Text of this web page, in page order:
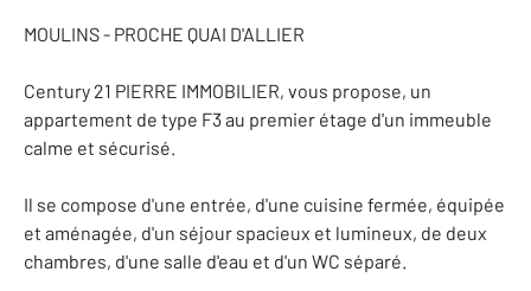
MOULINS - PROCHE QUAI D'ALLIER
Century 21 PIERRE IMMOBILIER, vous propose, un
appartement de type F3 au premier étage d'un immeuble
calme et sécurisé.
Il se compose d'une entrée, d'une cuisine fermée, équipée
et aménagée, d'un séjour spacieux et lumineux, de deux
chambres, d'une salle d'eau et d'un WC séparé.